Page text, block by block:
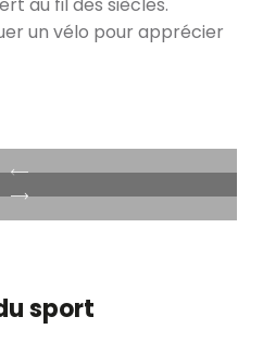
au fil des siècles.
un vélo pour apprécier
sport